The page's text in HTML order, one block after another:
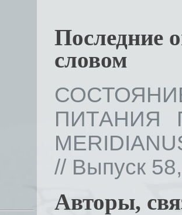
Последние
словом
ПИТАНИЯ
// Выпуск
Авторы,